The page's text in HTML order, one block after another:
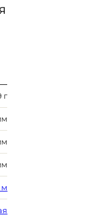
г
м